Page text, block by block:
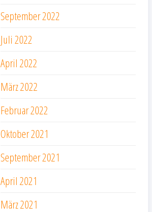
September 2022
Juli 2022
April 2022
März 2022
Februar 2022
Oktober 2021
September 2021
April 2021
März 2021